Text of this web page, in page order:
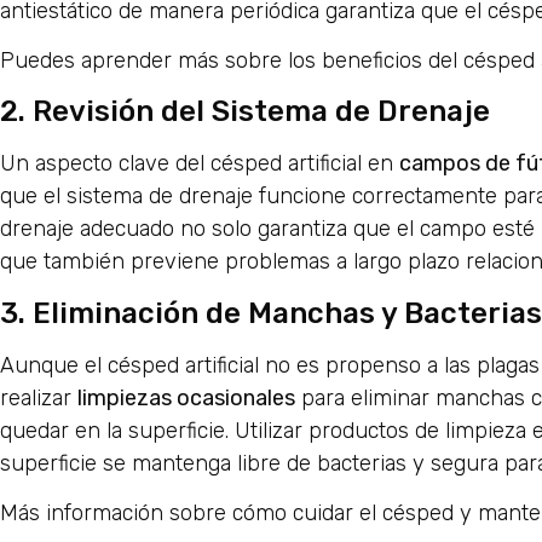
antiestático de manera periódica garantiza que el
Puedes aprender más sobre los beneficios del
2. Revisión del Sistema de Drenaje
Un aspecto clave del césped artificial en campos de
que el sistema de drenaje funcione correctamente
drenaje adecuado no solo garantiza que el campo
que también previene problemas a largo plazo
3. Eliminación de Manchas y Bacterias
Aunque el césped artificial no es propenso a las
realizar limpiezas ocasionales para eliminar manchas
quedar en la superficie. Utilizar productos de limpieza
superficie se mantenga libre de bacterias y segura
Más información sobre cómo cuidar el césped y